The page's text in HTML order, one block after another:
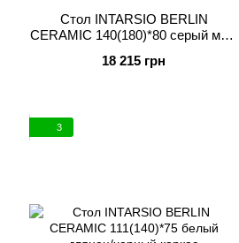
Стол INTARSIO BERLIN
CERAMIC 140(180)*80 серый мат/
18 215 грн
3